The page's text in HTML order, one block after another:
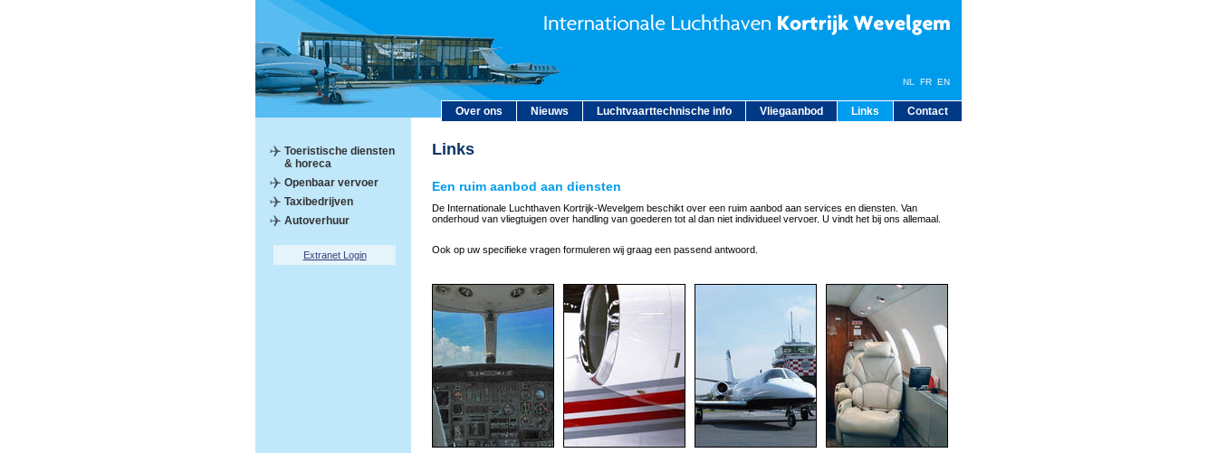
Over ons Nieuws Luchtvaarttechnische info Vliegaanbod Links Contact
NL FR EN
Toeristische diensten
& horeca
Openbaar vervoer
Taxibedrijven
Autoverhuur
Extranet Login
Links
Een ruim aanbod aan diensten
De Internationale Luchthaven Kortrijk-Wevelgem beschikt over een ruim aanbod aan services en diensten. Van
onderhoud van vliegtuigen over handling van goederen tot al dan niet individueel vervoer. U vindt het bij ons allemaal.
Ook op uw specifieke vragen formuleren wij graag een passend antwoord.